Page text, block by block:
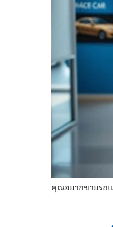
คุณอยากขายรถ